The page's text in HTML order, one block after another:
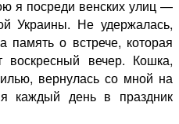
я посреди венских улиц —
Украины. Не удержалась,
память о встрече, которая
воскресный вечер. Кошка,
вернулась со мной на
каждый день в праздник